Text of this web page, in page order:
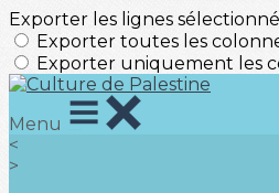
Exporter les lignes
Exporter toutes les
Exporter uniquement les
Menu
<
>